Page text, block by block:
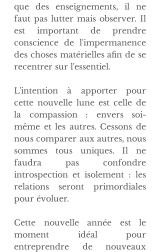
que des enseignements, il ne
faut pas lutter mais observer. Il
est important de prendre
conscience de l'impermanence
des choses matérielles afin de se
recentrer sur l'essentiel.
L'intention à apporter pour
cette nouvelle lune est celle de
la compassion : envers soi-
même et les autres. Cessons de
nous comparer aux autres, nous
sommes tous uniques. Il ne
faudra pas confondre
introspection et isolement : les
relations seront primordiales
pour évoluer.
Cette nouvelle année est le
moment idéal pour
entreprendre de nouveaux